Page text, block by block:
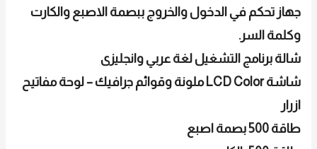
جهاز تحكم في الدخول والخروج ببصمة الاصبع والكارت
وكلمة السر.
شالة برنامج التشغيل لغة عربي وانجليزى
شاشة LCD Color ملونة وقوائم جرافيك – لوحة مفاتيح
ازرار
طاقة 500 بصمة اصبع